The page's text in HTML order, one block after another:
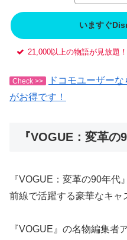
いますぐ
21,000以上の物語が見放題
Check >>
ドコモユーザー
がお得です！
『VOGUE：変革
『VOGUE：変革の90年代
前線で活躍する豪華なキャ
『VOGUE』の名物編集者